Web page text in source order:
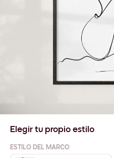
Elegir tu propio estilo
ESTILO DEL MARCO